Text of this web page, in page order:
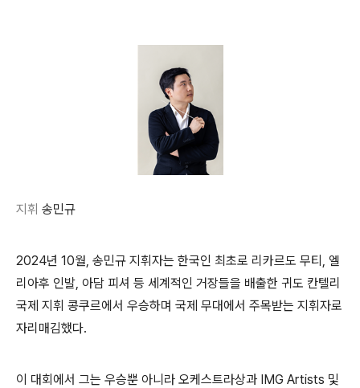
지휘 송민규
2024년 10월, 송민규 지휘자는 한국인 최초로 리카르도 무티 , 엘
리아후 인발, 아담 피셔 등 세계적인 거장들을 배출한 귀도 칸텔리
국제 지휘 콩쿠르에서 우승하며 국제 무대에서 주목받는 지휘자로
자리매김했다.
이 대회에서 그는 우승뿐 아니라 오케스트라상과 IMG Artists 및